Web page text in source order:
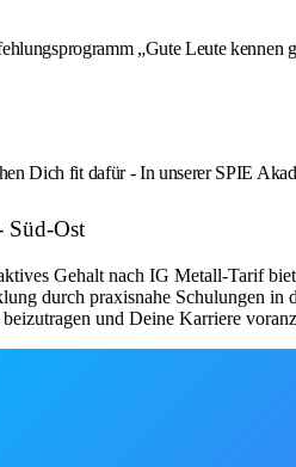
„Gute Leute kennen
Dich fit dafür - In unserer SPIE
Süd-Ost
Gehalt nach IG Metall-Tarif
durch praxisnahe Schulungen
und Deine Karriere